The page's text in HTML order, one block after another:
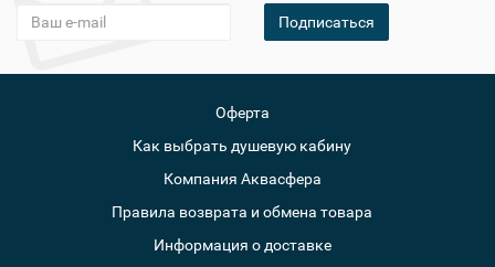
Подписаться
Оферта
Как выбрать душевую кабину
Компания Аквасфера
Правила возврата и обмена товара
Информация о доставке